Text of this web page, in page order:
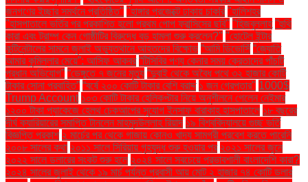
জনগণের ইচ্ছার সমর্থনে প্রতিষ্ঠিত" "হাঙ্গার প্রজেক্টে ঢাকায় চাকরি "হালিশহর
"হাসপাতালে ভর্তির পর প্রকাশিত হলো প্রথম পোপ ফ্রান্সিসের ছবি" "হিজবুল্লাহ "হুথি
কারা এবং ট্রাম্প কেন গোষ্ঠীটির বিরুদ্ধে বড় হামলা শুরু করলেন?" "হোটেল ইন্টার
কন্টিনেন্টালের সামনে জুলাই অভ্যুত্থানে আহতদের বিক্ষোভ “আমি ডিভোর্সি “জ্যোতি
আমার কুমিল্লার মেয়ে”: আসিফ আকবর “টিসিবির পণ্য কেনার সময় ক্রেতাদের পাঁচটি
প্রধান অভিযোগ” “ডেঙ্গুতে ৭ জনের মৃত্যু “দুবাই থেকে অবৈধ পথে ৩২ হাজার কোটি
টাকার সোনা প্রবাহিত” “বর্ষে ২০০ কোটি টাকার বেশি বরাদ্দ ১ জন গ্রেপ্তার" 1000$
Trump Account ১০৩ কোটি টাকার হেলিকপ্টার নিয়ে অনুশীলনে গেলেন নেইমার
১২০০ টাকা প্যাকেজে হেলথ চেকআপের সুযোগ ইনসাফ বারাকাহ হাসপাতালে ১৮ বছরের
দীর্ঘ ক্যারিয়ারের সমাপ্তি টানলেন মাহমুদউল্লাহ রিয়াদ ১৯ বিশ্ববিদ্যালয়ে গুচ্ছ ভর্তি
বিজ্ঞপ্তি প্রকাশ ২ মার্চের পর থেকে গাজায় কোনও খাদ্য সামগ্রী প্রবেশ করতে পারেনি
২০০৮ সালের কথা ২০১১ সালে সিরিয়ায় গৃহযুদ্ধ শুরু হওয়ার পর ২০২১ সালের জুনে
২০২২ সালে ডলারের সংকট শুরু হলে ২০২৪ সালে সবচেয়ে প্রভাবশালী বাংলাদেশি কারা?
২০২৪ সালের জুলাই থেকে ১৯ মার্চ পর্যন্ত প্রবাসী আয় মোট ২ হাজার ৭৪ কোটি ডলার